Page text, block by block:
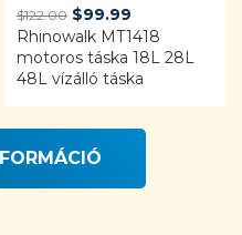
$122.00 Original
price
was:
$122.00.
$99.99
price
is:
$99.99.
Rhinowalk MT1418
motoros táska 18L 28L
48L vízálló táska